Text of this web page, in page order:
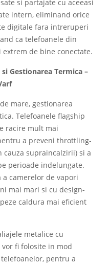
si partajate cu aceeasi
intern, eliminand orice
digitale fara intreruperi
ca telefoanele din
de bine conectate.
Gestionarea Termica –
mare, gestionarea
Telefoanele flagship
racire mult mai
a preveni throttling-
supraincalzirii) si a
perioade indelungate.
a camerelor de vapori
mai mari si cu design-
caldura mai eficient
metalice cu
fi folosite in mod
pentru a